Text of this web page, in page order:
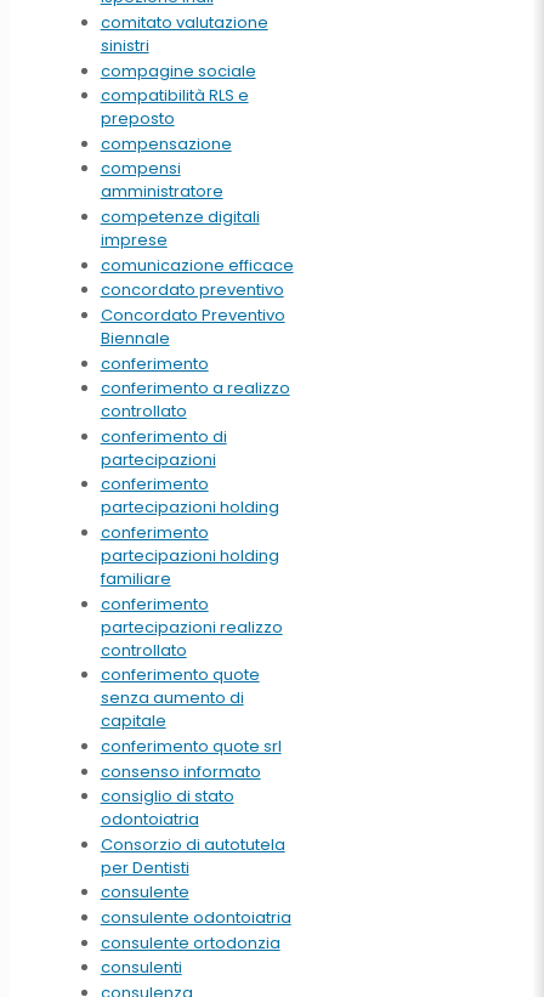
comitato valutazione
sinistri
compagine sociale
compatibilità RLS e
preposto
compensazione
compensi
amministratore
competenze digitali
imprese
comunicazione efficace
concordato preventivo
Concordato Preventivo
Biennale
conferimento
conferimento a realizzo
controllato
conferimento di
partecipazioni
conferimento
partecipazioni holding
conferimento
partecipazioni holding
familiare
conferimento
partecipazioni realizzo
controllato
conferimento quote
senza aumento di
capitale
conferimento quote srl
consenso informato
consiglio di stato
odontoiatria
Consorzio di autotutela
per Dentisti
consulente
consulente odontoiatria
consulente ortodonzia
consulenti